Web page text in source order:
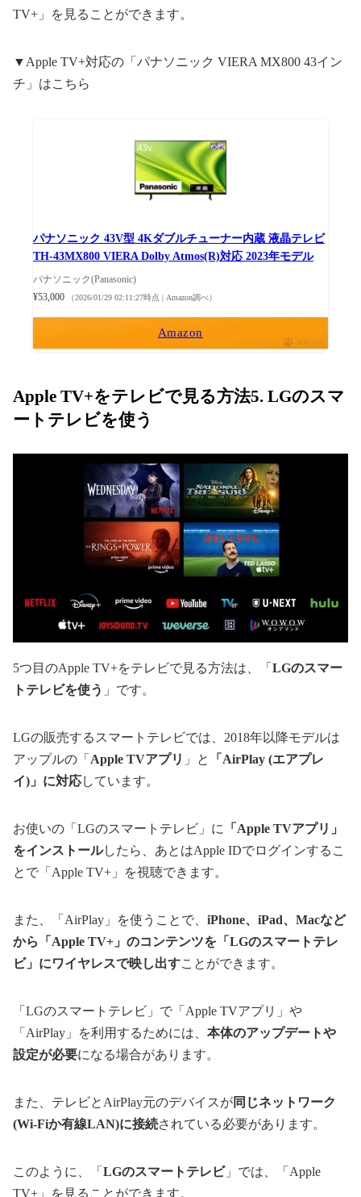
TV+」を見ることができます。
▼Apple TV+対応の「パナソニック VIERA MX800 43イン
チ」はこちら
パナソニック 43V型 4Kダブルチューナー内蔵 液晶テレビ
TH-43MX800 VIERA Dolby Atmos(R)対応 2023年モデル
パナソニック(Panasonic)
¥53,000
（2026/01/29 02:11:27時点 | Amazon調べ）
Amazon
ポチップ
Apple TV+をテレビで見る方法5. LGのスマ
ートテレビを使う
5つ目のApple TV+をテレビで見る方法は、「 LGのスマー
トテレビを使う 」です。
LGの販売するスマートテレビでは、2018年以降モデルは
アップルの「 Apple TVアプリ 」と
「AirPlay (エアプレ
イ)」に対応しています。
お使いの「LGのスマートテレビ」に
「Apple TVアプリ」
をインストールしたら、あとはApple IDでログインするこ
とで「Apple TV+」を視聴できます。
また、「AirPlay」を使うことで、 iPhone、iPad、Macなど
から「Apple TV+」のコンテンツを「LGのスマートテレ
ビ」にワイヤレスで映し出すことができます。
「LGのスマートテレビ」で「Apple TVアプリ」や
「AirPlay」を利用するためには、 本体のアップデートや
設定が必要になる場合があります。
また、テレビとAirPlay元のデバイスが同じネットワーク
(Wi-Fiか有線LAN)に接続されている必要があります。
このように、「 LGのスマートテレビ」では、「Apple
TV+」を見ることができます。